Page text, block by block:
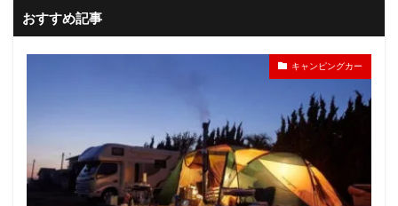
おすすめ記事
キャンピングカー